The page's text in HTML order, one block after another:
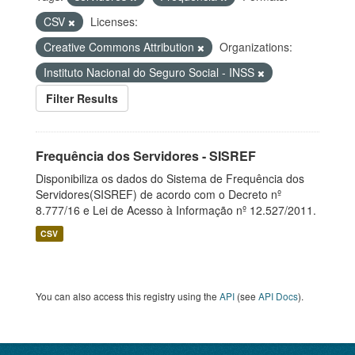
CSV
Licenses:
Creative Commons Attribution
Organizations:
Instituto Nacional do Seguro Social - INSS
Filter Results
Frequência dos Servidores - SISREF
Disponibiliza os dados do Sistema de Frequência dos
Servidores(SISREF) de acordo com o Decreto nº
8.777/16 e Lei de Acesso à Informação nº 12.527/2011.
CSV
You can also access this registry using the API (see API Docs).